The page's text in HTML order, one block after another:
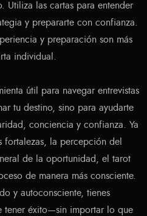
Utiliza las cartas para entender
y prepararte con confianza.
y preparación son más
individual.
útil para navegar entrevistas
tu destino, sino para ayudarte
conciencia y confianza. Ya
fortalezas, la percepción del
de la oportunidad, el tarot
de manera más consciente.
y autoconsciente, tienes
tener éxito—sin importar lo que